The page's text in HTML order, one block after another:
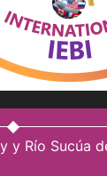
y Río Sucúa